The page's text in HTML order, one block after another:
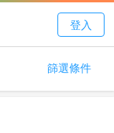
登入
篩選條件